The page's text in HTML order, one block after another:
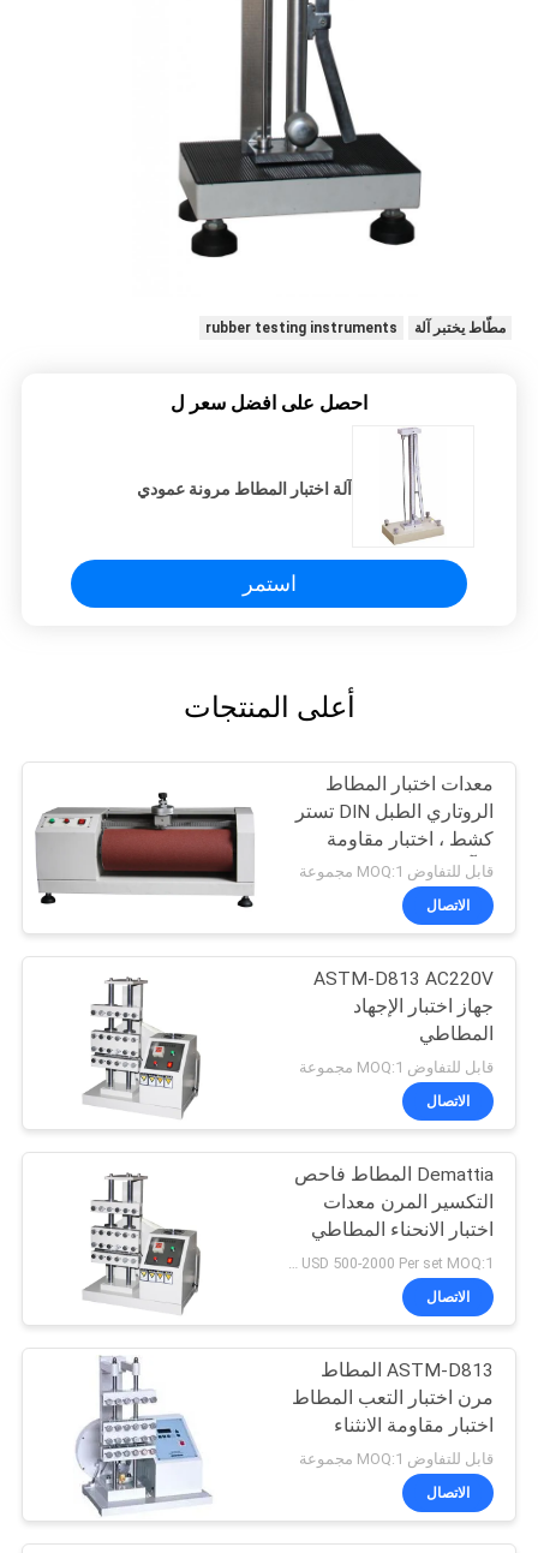
مطّاط يختبر آلة rubber testing instruments
احصل على افضل سعر ل
آلة اختبار المطاط مرونة عمودي
استمر
أعلى المنتجات
معدات اختبار المطاط
الروتاري الطبل DIN تستر
كشط ، اختبار مقاومة
التآكل
قابل للتفاوض MOQ:1 مجموعة
الاتصال
ASTM-D813 AC220V
جهاز اختبار الإجهاد
المطاطي
قابل للتفاوض MOQ:1 مجموعة
الاتصال
Demattia المطاط فاحص
التكسير المرن معدات
اختبار الانحناء المطاطي
الاتصال
ASTM-D813 المطاط
مرن اختبار التعب المطاط
اختبار مقاومة الانثناء
قابل للتفاوض MOQ:1 مجموعة
الاتصال